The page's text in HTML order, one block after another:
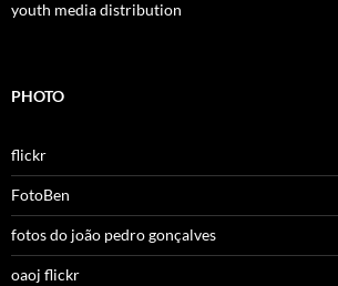
youth media distribution
PHOTO
flickr
FotoBen
fotos do joão pedro gonçalves
oaoj flickr